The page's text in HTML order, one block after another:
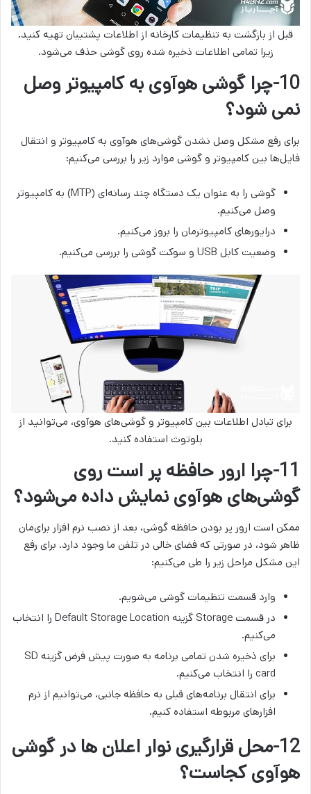
قبل از بازگشت به تنظیمات کارخانه‌ از اطلاعات پشتیبان تهیه کنید.
زیرا تمامی اطلاعات ذخیره شده روی گوشی حذف می‌شود.
10-چرا گوشی هوآوی به کامپیوتر وصل
نمی شود؟
برای رفع مشکل وصل نشدن گوشی‌های هوآوی به کامپیوتر و انتقال
فایل‌ها بین کامپیوتر و گوشی موارد زیر را بررسی می‌کنیم:
گوشی را به عنوان یک دستگاه چند رسانه‌ای (MTP) به کامپیوتر
وصل می‌کنیم.
درایور‌های کامپیوترمان را بروز می‌کنیم.
وضعیت کابل USB و سوکت گوشی را بررسی می‌کنیم.
برای تبادل اطلاعات بین کامپیوتر و گوشی‌های هوآوی، می‌توانید از
بلوتوث استفاده کنید.
11-چرا ارور حافظه پر است روی
گوشی‌های هوآوی نمایش داده می‌شود؟
ممکن است ارور پر بودن حافظه گوشی، بعد از نصب نرم افزار برای‌مان
ظاهر شود، در صورتی که فضای خالی در تلفن ما وجود دارد. برای رفع
این مشکل مراحل زیر را طی می‌کنیم:
وارد قسمت تنظیمات گوشی می‌شویم.
در قسمت Storage گزینه Default Storage Location را انتخاب
می‌کنیم.
برای ذخیره شدن تمامی برنامه به صورت پیش فرض گزینه SD
card را انتخاب می‌کنیم.
برای انتقال برنامه‌های قبلی به حافظه جانبی، می‌توانیم از نرم
افزارهای مربوطه استفاده کنیم.
12-محل قرارگیری نوار اعلان ها در گوشی
هوآوی کجاست؟